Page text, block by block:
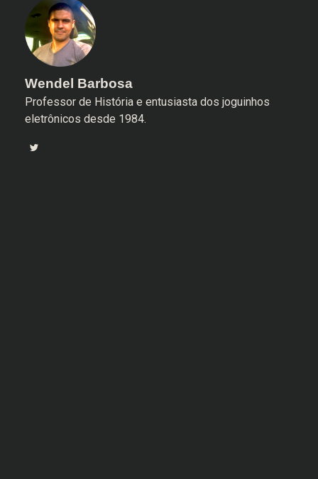
Wendel Barbosa
Professor de História e entusiasta dos joguinhos
eletrônicos desde 1984.